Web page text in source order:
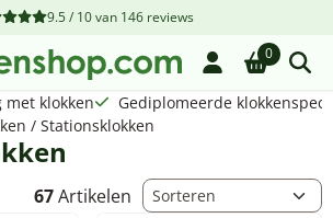
beschikbaar. Kies instellingen of sta
9.5 / 10van 146reviews
0
met klokken
Gediplomeerde
/ Stationsklokken
67Artikelen Sorteermethode